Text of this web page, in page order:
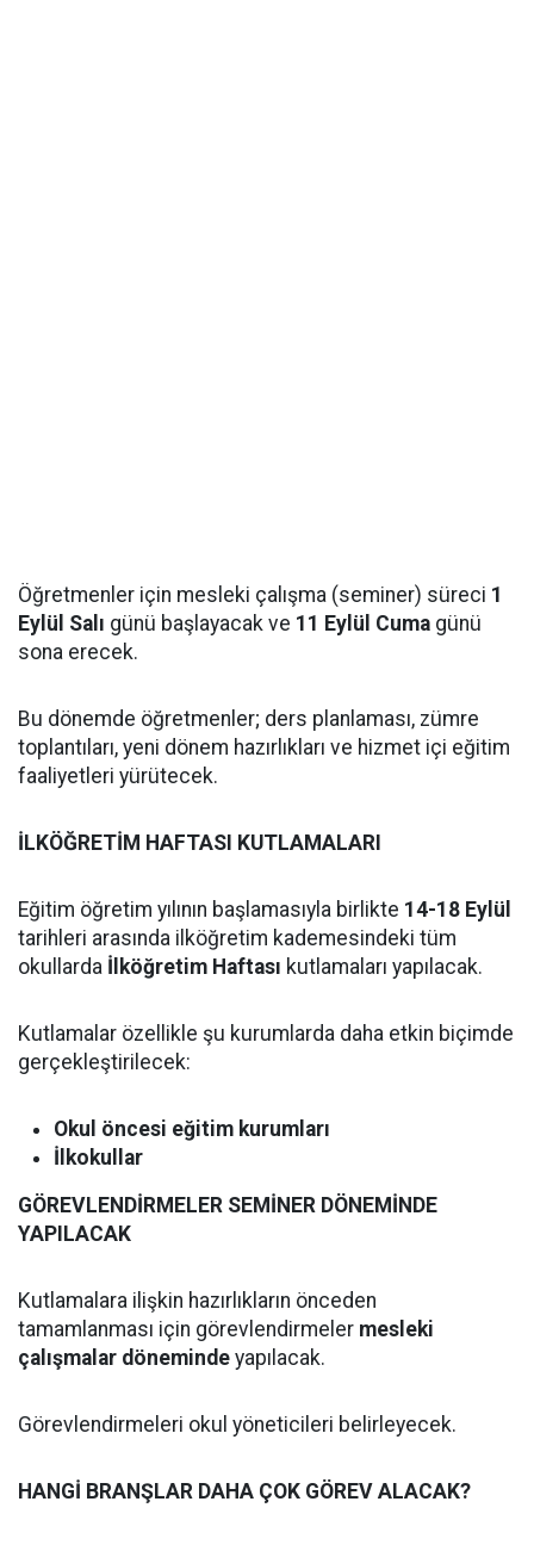
Öğretmenler için mesleki çalışma (seminer) süreci 1
Eylül Salı günü başlayacak ve 11 Eylül Cuma günü
sona erecek.
Bu dönemde öğretmenler; ders planlaması, zümre
toplantıları, yeni dönem hazırlıkları ve hizmet içi eğitim
faaliyetleri yürütecek.
İLKÖĞRETİM HAFTASI KUTLAMALARI
Eğitim öğretim yılının başlamasıyla birlikte 14-18 Eylül
tarihleri arasında ilköğretim kademesindeki tüm
okullarda İlköğretim Haftası kutlamaları yapılacak.
Kutlamalar özellikle şu kurumlarda daha etkin biçimde
gerçekleştirilecek:
Okul öncesi eğitim kurumları
İlkokullar
GÖREVLENDİRMELER SEMİNER DÖNEMİNDE
YAPILACAK
Kutlamalara ilişkin hazırlıkların önceden
tamamlanması için görevlendirmeler mesleki
çalışmalar döneminde yapılacak.
Görevlendirmeleri okul yöneticileri belirleyecek.
HANGİ BRANŞLAR DAHA ÇOK GÖREV ALACAK?